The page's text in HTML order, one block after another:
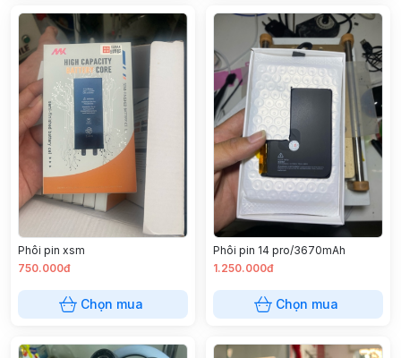
Phôi pin xsm
750.000đ
Chọn mua
Phôi pin 14 pro/3670mAh
1.250.000đ
Chọn mua